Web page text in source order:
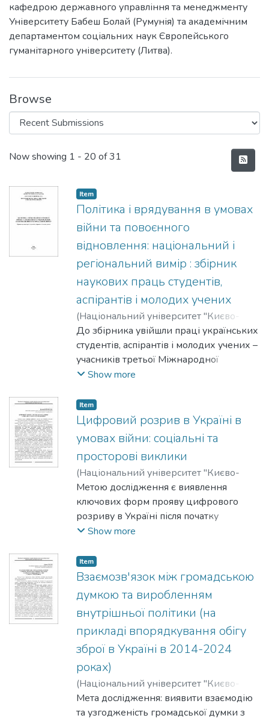
кафедрою державного управління та менеджменту
Університету Бабеш Болай (Румунія) та академічним
департаментом соціальних наук Європейського
гуманітарного університету (Литва).
Browse
Recent Submissions
Now showing 1 - 20 of 31
Item
Політика і врядування в умовах
війни та повоєнного
відновлення: національний і
регіональний вимір : збірник
наукових праць студентів,
аспірантів і молодих учених
(Національний університет "Києво-
Могилянська академія",2025)Малиш,
Наталія;Рябцев, Геннадій
До збірника увійшли праці українських
студентів, аспірантів і молодих учених –
учасників третьої Міжнародної
науково-практичної конференції
комунікації в державах-кандидатах і
членах Європейського Союзу" (27
червня 2025 р., Київ, Україна), яку
щорічно організує та проводить
КиєвоМогилянська школа врядування
імені Андрія Мелешевича
Національного університету "Києво-
Могилянська академія" у співпраці з
кафедрами адміністративного права і
права місцевого самоврядування
(Польща), кафедрою державного
управління та менеджменту
Університету Бабеш Болай (Румунія) та
академічним департаментом
соціальних наук Європейського
гуманітарного університету (Литва).
Show more
Item
Цифровий розрив в Україні в
умовах війни: соціальні та
просторові виклики
(Національний університет "Києво-
Могилянська академія",2025)
Бичковська, Валерія
Метою дослідження є виявлення
ключових форм прояву цифрового
розриву в Україні після початку
повномасштабної війни 2022 року
Show more
Item
Взаємозв'язок між громадською
думкою та виробленням
внутрішньої політики (на
прикладі впорядкування обігу
зброї в Україні в 2014-2024
роках)
(Національний університет "Києво-
Могилянська академія",2025)Бурдун,
Іванна
Мета дослідження: виявити взаємодію
та узгодженість громадської думки з